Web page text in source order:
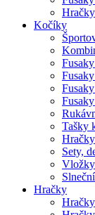
Kočíky
Tašky
Sety,
Hračky